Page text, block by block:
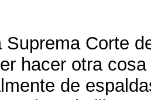
Suprema Corte
hacer otra
de